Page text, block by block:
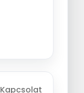
Kapcsolat